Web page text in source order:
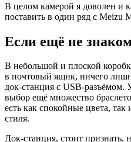
В целом камерой я доволен и
поставить в один ряд с Meizu
Если ещё не
В небольшой и плоской
в почтовый ящик, ничего
док-станция с USB-разъёмом.
выбор ещё множество
есть как спокойные цвета,
стиля.
Док-станция, стоит признать,